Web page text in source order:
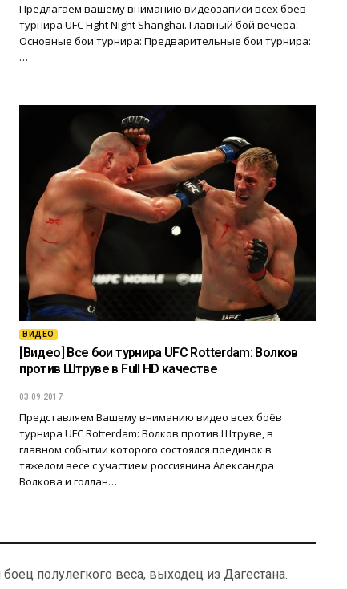
Предлагаем вашему вниманию видеозаписи всех боёв
турнира UFC Fight Night Shanghai. Главный бой вечера:
Основные бои турнира: Предварительные бои турнира:
…
ВИДЕО
[Видео] Все бои турнира UFC Rotterdam: Волков
против Штруве в Full HD качестве
03.09.2017
Представляем Вашему вниманию видео всех боёв
турнира UFC Rotterdam: Волков против Штруве, в
главном событии которого состоялся поединок в
тяжелом весе с участием россиянина Александра
Волкова и голлан…
полулегкого веса, выходец из Дагестана.